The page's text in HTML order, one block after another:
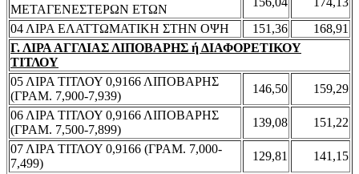
ΜΕΤΑΓΕΝΕΣΤΕΡΩΝ ΕΤΩΝ
04 ΛΙΡΑ ΕΛΑΤΤΩΜΑΤΙΚΗ ΣΤΗΝ ΟΨΗ
151,36
168,91
Γ. ΛΙΡΑ ΑΓΓΛΙΑΣ ΛΙΠΟΒΑΡΗΣ ή ΔΙΑΦΟΡΕΤΙΚΟΥ
ΤΙΤΛΟΥ
05 ΛΙΡΑ ΤΙΤΛΟΥ 0,9166 ΛΙΠΟΒΑΡΗΣ
(ΓΡΑΜ. 7,900-7,939)
146,50
159,29
06 ΛΙΡΑ ΤΙΤΛΟΥ 0,9166 ΛΙΠΟΒΑΡΗΣ
(ΓΡΑΜ. 7,500-7,899)
139,08
151,22
07 ΛΙΡΑ ΤΙΤΛΟΥ 0,9166 (ΓΡΑΜ. 7,000-
7,499)
129,81
141,15